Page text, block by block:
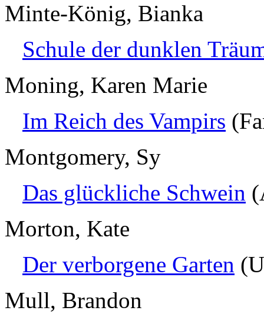
Minte-König, Bianka
Schule der dunklen
Moning, Karen Marie
Im Reich des Vampirs
Montgomery, Sy
Das glückliche Schwein
Morton, Kate
Der verborgene Garten
Mull, Brandon